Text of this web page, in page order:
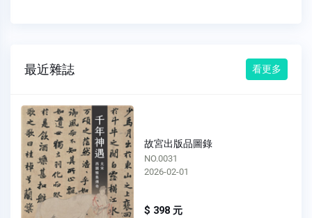
最近雜誌 看更多
故宮出版品圖錄
NO.0031
2026-02-01
$ 398 元